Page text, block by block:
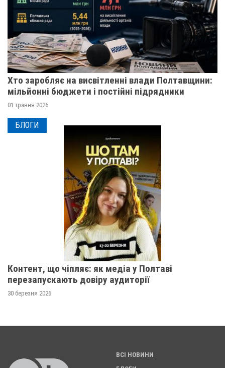
Хто заробляє на висвітленні влади Полтавщини:
мільйонні бюджети і постійні підрядники
01 травня 2026
БЛОГИ
Контент, що чіпляє: як медіа у Полтаві
перезапускають довіру аудиторії
30 березня 2026
ВСІ НОВИНИ